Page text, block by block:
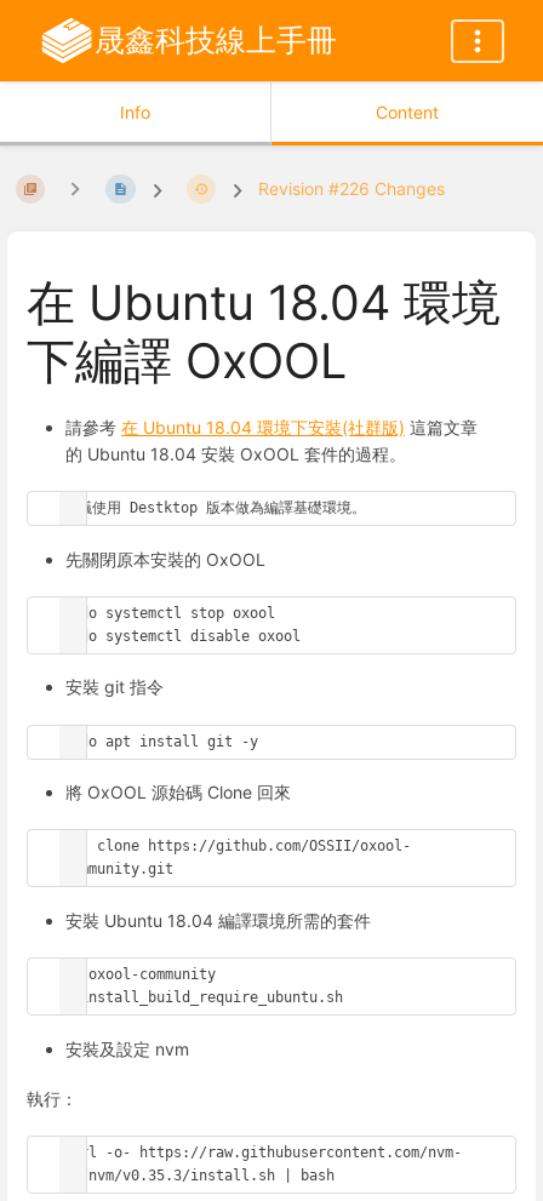
晟鑫科技線上手冊
Info Content
Revision #226 Changes
在 Ubuntu 18.04 環境
下編譯 OxOOL
請參考 在 Ubuntu 18.04 環境下安裝(社群版) 這篇文章
的 Ubuntu 18.04 安裝 OxOOL 套件的過程。
建議使用 Destktop 版本做為編譯基礎環境。
先關閉原本安裝的 OxOOL
sudo systemctl stop oxool
sudo systemctl disable oxool
安裝 git 指令
sudo apt install git -y
將 OxOOL 源始碼 Clone 回來
git clone https://github.com/OSSII/oxool-
community.git
安裝 Ubuntu 18.04 編譯環境所需的套件
cd oxool-community
./install_build_require_ubuntu.sh
安裝及設定 nvm
執行：
curl -o- https://raw.githubusercontent.com/nvm-
sh/nvm/v0.35.3/install.sh | bash